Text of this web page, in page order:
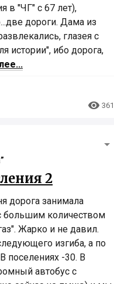
в "ЧГ" с 67 лет),
дороги. Дама из
глазея с
истории", ибо дорога,
 361
2
дорога занимала
большим количеством
Жарко и не давил.
изгиба, а по
поселениях -30. В
автобус с